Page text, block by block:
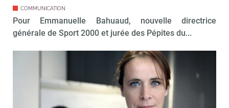
COMMUNICATION
Pour Emmanuelle Bahuaud, nouvelle directrice
générale de Sport 2000 et jurée des Pépites du...